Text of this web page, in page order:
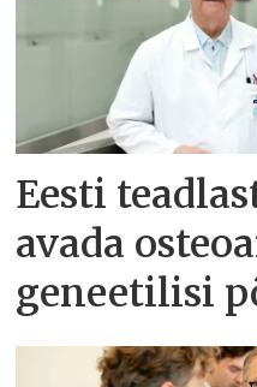
Eesti
avada
geneetilisi